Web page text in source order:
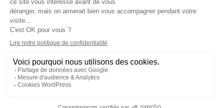
Contactez-nous-Mentions légales-CGV-Politique de
confidentialité-Gestion des cookies